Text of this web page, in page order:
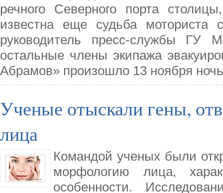
речного Северного порта
известна еще судьба
руководитель пресс-службы
остальные члены экипажа
Абрамов» произошло 13 ноября
Ученые отыскали гены,
лица
Командой ученых были
морфологию лица,
особенности.